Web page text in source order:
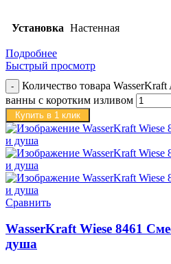
Установка Настенная
Подробнее
Быстрый просмотр
Количество товара
ванны с коротким изливом
Купить в 1 клик
Сравнить
WasserKraft Wiese 8461
душа